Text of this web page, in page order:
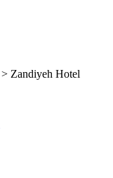
> Zandiyeh Hotel